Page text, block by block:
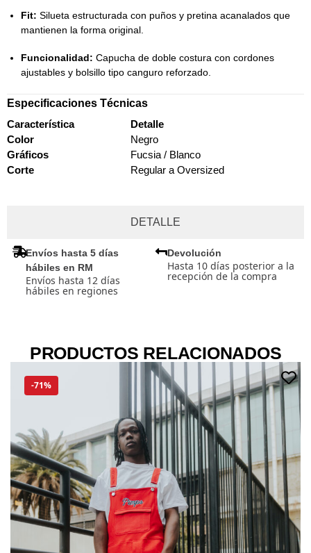
DETALLE
Fit: Silueta estructurada con puños y pretina acanalados que
mantienen la forma original.
Funcionalidad: Capucha de doble costura con cordones
ajustables y bolsillo tipo canguro reforzado.
Especificaciones Técnicas
Característica
Detalle
Color
Negro
Gráficos
Fucsia / Blanco
Corte
Regular a Oversized
Envíos hasta 5 días
hábiles en RM
Envíos hasta 12 días
hábiles en regiones
Devolución
Hasta 10 días posterior a la
recepción de la compra
PRODUCTOS RELACIONADOS
-71%